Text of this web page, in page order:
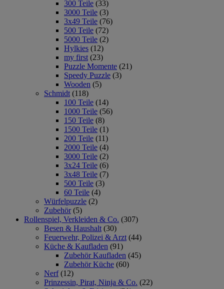
300 Teile (33)
3000 Teile (3)
3x49 Teile (76)
500 Teile (72)
5000 Teile (2)
Hylkies (12)
my first (23)
Puzzle Momente (21)
Speedy Puzzle (3)
Wooden (5)
Schmidt (118)
100 Teile (14)
1000 Teile (56)
150 Teile (8)
1500 Teile (1)
200 Teile (11)
2000 Teile (4)
3000 Teile (2)
3x24 Teile (6)
3x48 Teile (7)
500 Teile (3)
60 Teile (4)
Würfelpuzzle (2)
Zubehör (5)
Rollenspiel, Verkleiden & Co. (307)
Besen & Haushalt (30)
Feuerwehr, Polizei & Arzt (44)
Küche & Kaufladen (91)
Zubehör Kaufladen (45)
Zubehör Küche (60)
Nerf (12)
Prinzessin, Pirat, Ninja & Co. (22)